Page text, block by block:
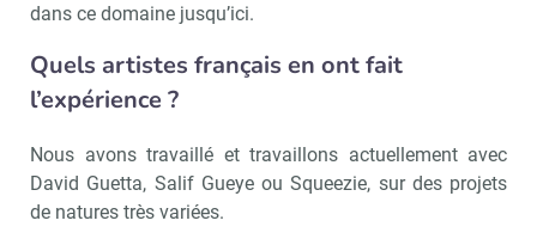
dans ce domaine jusqu’ici.
Quels artistes français en ont fait
l’expérience ?
Nous avons travaillé et travaillons actuellement avec
David Guetta, Salif Gueye ou Squeezie, sur des projets
de natures très variées.